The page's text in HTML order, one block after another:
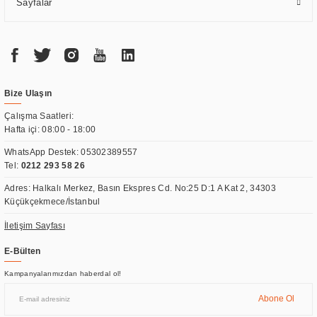
Sayfalar
Bize Ulaşın
Çalışma Saatleri:
Hafta içi: 08:00 - 18:00
WhatsApp Destek:05302389557
Tel: 0212 293 58 26
Adres: Halkalı Merkez, Basın Ekspres Cd. No:25 D:1 A Kat 2, 34303
Küçükçekmece/İstanbul
İletişim Sayfası
E-Bülten
Kampanyalarımızdan haberdal ol!
Abone Ol